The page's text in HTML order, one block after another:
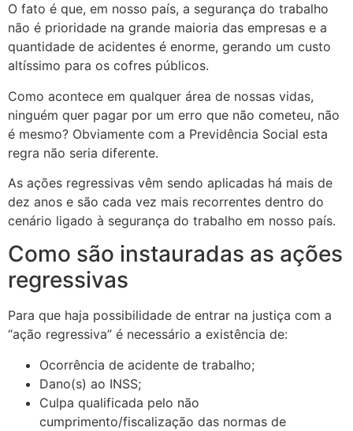
O fato é que, em nosso país, a segurança do trabalho
não é prioridade na grande maioria das empresas e a
quantidade de acidentes é enorme, gerando um custo
altíssimo para os cofres públicos.
Como acontece em qualquer área de nossas vidas,
ninguém quer pagar por um erro que não cometeu, não
é mesmo? Obviamente com a Previdência Social esta
regra não seria diferente.
As ações regressivas vêm sendo aplicadas há mais de
dez anos e são cada vez mais recorrentes dentro do
cenário ligado à segurança do trabalho em nosso país.
Como são instauradas as ações
regressivas
Para que haja possibilidade de entrar na justiça com a
“ação regressiva” é necessário a existência de:
Ocorrência de acidente de trabalho;
Dano(s) ao INSS;
Culpa qualificada pelo não
cumprimento/fiscalização das normas de